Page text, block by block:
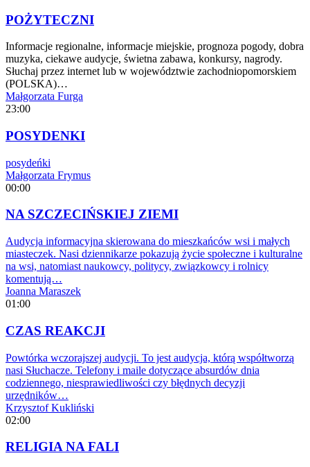
POŻYTECZNI
Informacje regionalne, informacje miejskie, prognoza pogody, dobra
muzyka, ciekawe audycje, świetna zabawa, konkursy, nagrody.
Słuchaj przez internet lub w województwie zachodniopomorskiem
(POLSKA)…
Małgorzata Furga
23:00
POSYDENKI
posydeńki
Małgorzata Frymus
00:00
NA SZCZECIŃSKIEJ ZIEMI
Audycja informacyjna skierowana do mieszkańców wsi i małych
miasteczek. Nasi dziennikarze pokazują życie społeczne i kulturalne
na wsi, natomiast naukowcy, politycy, związkowcy i rolnicy
komentują…
Joanna Maraszek
01:00
CZAS REAKCJI
Powtórka wczorajszej audycji. To jest audycja, którą współtworzą
nasi Słuchacze. Telefony i maile dotyczące absurdów dnia
codziennego, niesprawiedliwości czy błędnych decyzji
urzędników…
Krzysztof Kukliński
02:00
RELIGIA NA FALI